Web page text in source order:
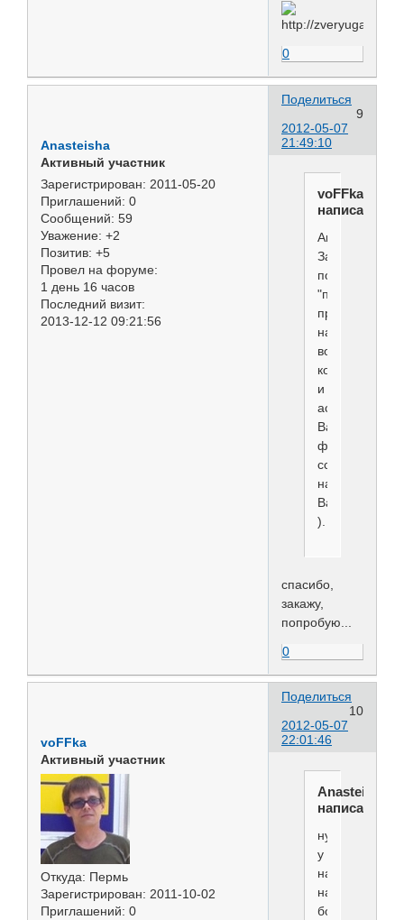
0
Поделиться
9
2012-05-07
21:49:10
Anasteisha
Активный участник
Зарегистрирован: 2011-05-20
Приглашений: 0
Сообщений: 59
Уважение: +2
Позитив: +5
Провел на форуме:
1 день 16 часов
Последний визит:
2013-12-12 09:21:56
voFFka
написал(а):
Anasteisha
Заказывали
по
программе",
нам
возят
корм
и
ассортимент
Валты(ниже
фото
ссылка
на
Валту
).
спасибо,
закажу,
попробую...
0
Поделиться
10
2012-05-07
22:01:46
voFFka
Активный участник
Откуда: Пермь
Зарегистрирован: 2011-10-02
Приглашений: 0
Anasteisha
написал(а):
ну
у
нас
на
бороде